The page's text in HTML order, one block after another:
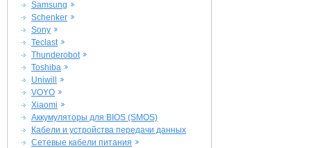
Samsung
Schenker
Sony
Teclast
Thunderobot
Toshiba
Uniwill
VOYO
Xiaomi
Аккумуляторы для BIOS (SMOS)
Кабели и устройства передачи данных
Сетевые кабели питания